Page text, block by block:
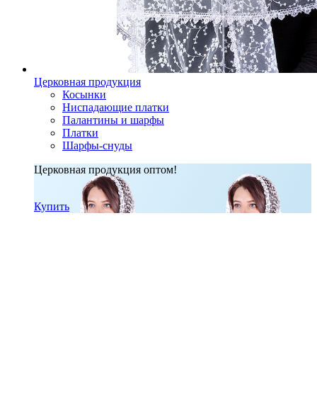
Церковная продукция
Косынки
Ниспадающие платки
Палантины и шарфы
Платки
Шарфы-снуды
Церковная продукция оптом!
Купить